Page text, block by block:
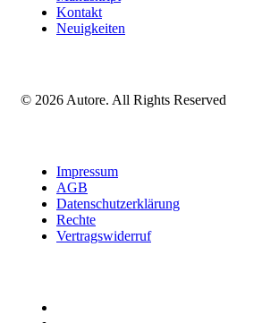
Kontakt
Neuigkeiten
© 2026 Autore. All Rights Reserved
Impressum
AGB
Datenschutzerklärung
Rechte
Vertragswiderruf